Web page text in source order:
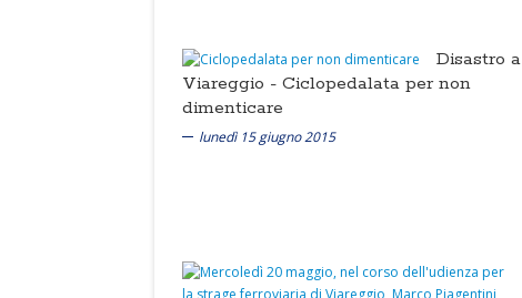
Disastro a
Viareggio - Ciclopedalata per non
dimenticare
lunedì 15 giugno 2015